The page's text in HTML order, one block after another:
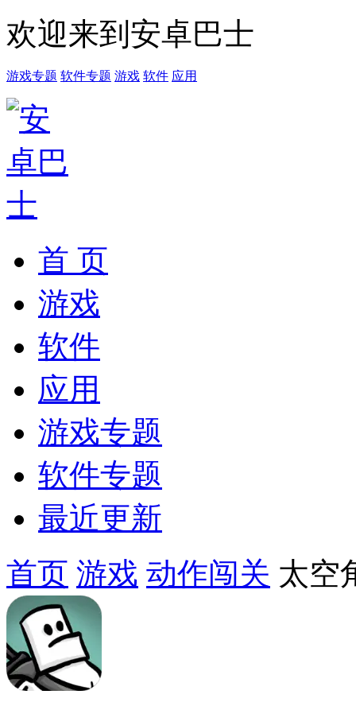
欢迎来到安卓巴士
游戏专题 软件专题 游戏 软件 应用
首 页
游戏
软件
应用
游戏专题
软件专题
最近更新
首页 游戏 动作闯关 太空